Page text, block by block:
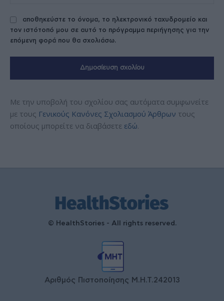
αποθηκεύστε το όνομα, το ηλεκτρονικό ταχυδρομείο και
τον ιστότοπό μου σε αυτό το πρόγραμμα περιήγησης για την
επόμενη φορά που θα σχολιάσω.
Με την υποβολή του σχολίου σας αυτόματα συμφωνείτε
με τους Γενικούς Κανόνες Σχολιασμού Άρθρων τους
οποίους μπορείτε να διαβάσετε εδώ.
© HealthStories - All rights reserved.
Αριθμός Πιστοποίησης Μ.Η.Τ.242013